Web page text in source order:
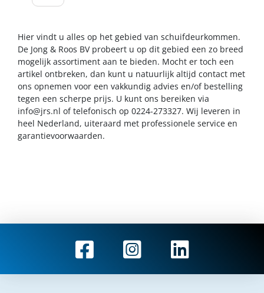
Hier vindt u alles op het gebied van schuifdeurkommen.
De Jong & Roos BV probeert u op dit gebied een zo breed
mogelijk assortiment aan te bieden. Mocht er toch een
artikel ontbreken, dan kunt u natuurlijk altijd contact met
ons opnemen voor een vakkundig advies en/of bestelling
tegen een scherpe prijs. U kunt ons bereiken via
info@jrs.nl of telefonisch op 0224-273327. Wij leveren in
heel Nederland, uiteraard met professionele service en
garantievoorwaarden.